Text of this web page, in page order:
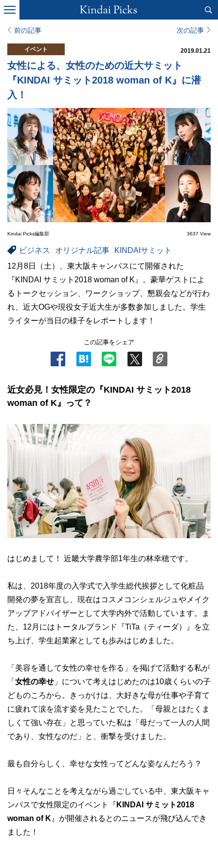
前の記事 次の記事
イベント 2019.01.21
女性による、女性のための近大サミット
『KINDAI サミット2018 woman of K』に潜
入！
Kindai Picks編集部 3637 View
ビジネス オリジナル記事
KINDAIサミット
12月8日（土）、東大阪キャンパスにて開催された
『KINDAI サミット2018 woman of K』。豪華ゲストによ
るトークセッション、ワークショップ、懇親会などが行わ
れ、近大OGや現役女子近大生が多数参加しました。学生
ライターが当日の様子をレポートします！
この記事をシェア
近女必見！女性限定の『KINDAI サミット2018
woman of K』って？
はじめまして！ 近畿大学農学部1年生の林幸穂です。
私は、2018年度の入学式で入学生総代挨拶として化粧品
開発の夢を宣言し、現在はコスメコンシェルジュやメイク
アップアドバイザーとして大学内外で活動しています。ま
た、12月にはトータルブランド『TiTa（ティーダ）』を立
ち上げ、学生起業家としても歩みはじめました。
「美容を通して女性の幸せを作る」を掲げて活動する私が
「 女性の幸せ 」について考えはじめたのは10歳くらいの子
どものころから。きっかけは、大好きな母が仕事や子育て
に疲れて涙を流す姿を見たことでした。「母親とはたくま
しくて強い存在」と思っていた私は「母だって一人の人間
であり、女性なのだ」と、衝撃を受けました。
最も自分らしく、幸せな女性ってどんな姿なんだろう？
日々そんなことを考えながら過ごしている中、東大阪キャ
ンパスで女性限定のイベント『 KINDAI サミット2018
woman of K 』が開催されるとのニュースが飛び込んでき
ました！